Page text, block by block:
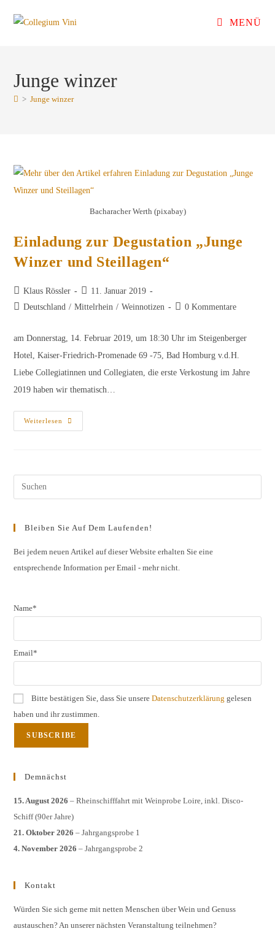
Inhalt
MENÜ
Junge winzer
> Junge winzer
Bacharacher Werth (pixabay)
Einladung zur Degustation „Junge
Winzer und Steillagen“
Beitrags-
Autor:
Klaus Rössler
Beitrag
veröffentlicht:
11. Januar 2019
Beitrags-
Deutschland / Mittelrhein / Weinnotizen
Beitrags-
0 Kommentare
am Donnerstag, 14. Februar 2019, um 18:30 Uhr im Steigenberger
Hotel, Kaiser-Friedrich-Promenade 69 -75, Bad Homburg v.d.H.
Liebe Collegiatinnen und Collegiaten, die erste Verkostung im Jahre
2019 haben wir thematisch…
Weiterlesen
Einladung
Zur
Bleiben Sie Auf Dem Laufenden!
Bei jedem neuen Artikel auf dieser Website erhalten Sie eine
entsprechende Information per Email - mehr nicht.
Name*
Email*
Bitte bestätigen Sie, dass Sie unsereDatenschutzerklärung gelesen
haben und ihr zustimmen.
Demnächst
15. August 2026 – Rheinschifffahrt mit Weinprobe Loire, inkl. Disco-
Schiff (90er Jahre)
21. Oktober 2026 – Jahrgangsprobe 1
4. November 2026 – Jahrgangsprobe 2
Kontakt
Würden Sie sich gerne mit netten Menschen über Wein und Genuss
austauschen? An unserer nächsten Veranstaltung teilnehmen?